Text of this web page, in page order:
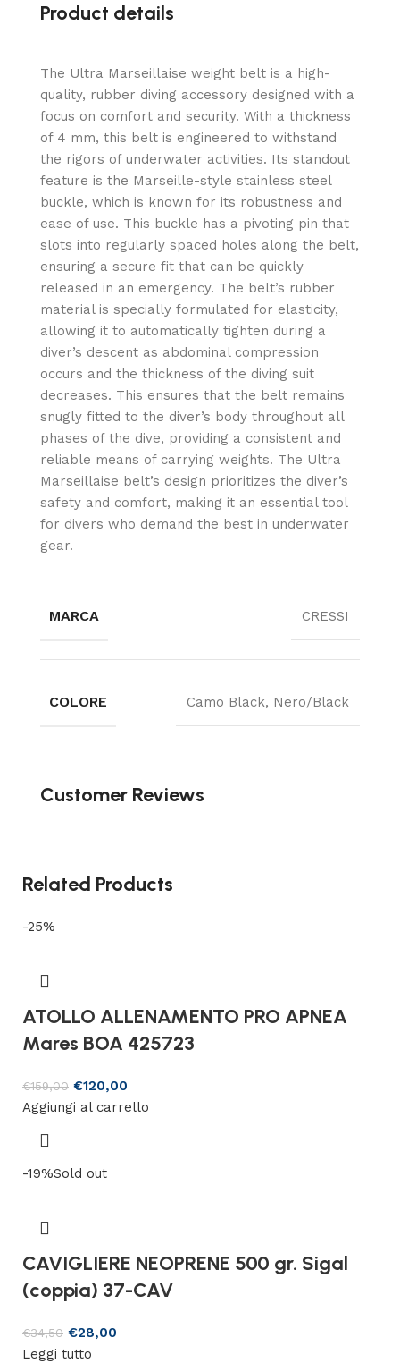
Product details
The Ultra Marseillaise weight belt is a high-
quality, rubber diving accessory designed with a
focus on comfort and security. With a thickness
of 4 mm, this belt is engineered to withstand
the rigors of underwater activities. Its standout
feature is the Marseille-style stainless steel
buckle, which is known for its robustness and
ease of use. This buckle has a pivoting pin that
slots into regularly spaced holes along the belt,
ensuring a secure fit that can be quickly
released in an emergency. The belt’s rubber
material is specially formulated for elasticity,
allowing it to automatically tighten during a
diver’s descent as abdominal compression
occurs and the thickness of the diving suit
decreases. This ensures that the belt remains
snugly fitted to the diver’s body throughout all
phases of the dive, providing a consistent and
reliable means of carrying weights. The Ultra
Marseillaise belt’s design prioritizes the diver’s
safety and comfort, making it an essential tool
for divers who demand the best in underwater
gear.
MARCA CRESSI
COLORE Camo Black, Nero/Black
Customer Reviews
Related Products
-25%
ATOLLO ALLENAMENTO PRO APNEA
Mares BOA 425723
€159,00 €120,00
Aggiungi al carrello
-19%Sold out
CAVIGLIERE NEOPRENE 500 gr. Sigal
(coppia) 37-CAV
€34,50 €28,00
Leggi tutto